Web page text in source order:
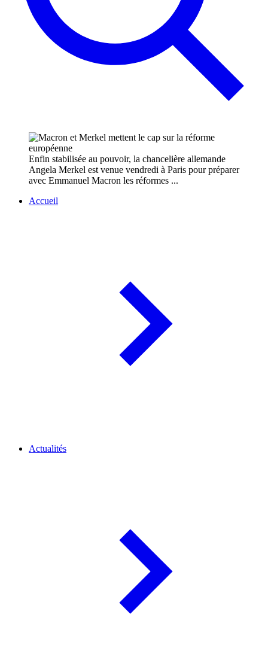
Enfin stabilisée au pouvoir, la chancelière allemande
Angela Merkel est venue vendredi à Paris pour préparer
avec Emmanuel Macron les réformes ...
Accueil
Actualités